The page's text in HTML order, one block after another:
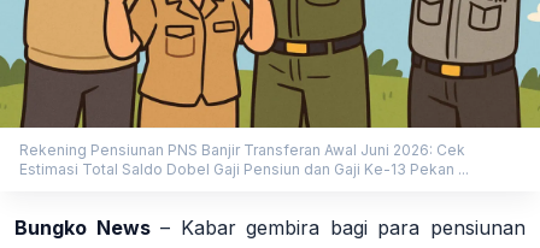
Rekening Pensiunan PNS Banjir Transferan Awal Juni 2026: Cek
Estimasi Total Saldo Dobel Gaji Pensiun dan Gaji Ke-13 Pekan ...
Bungko News– Kabar gembira bagi para pensiunan